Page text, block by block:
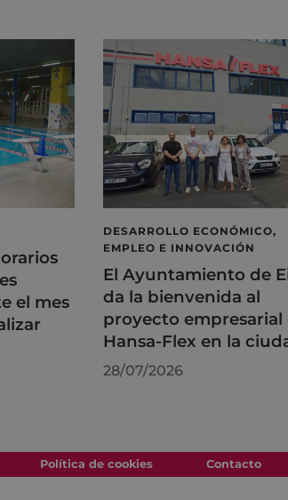
el mes
DESARROLLO ECONÓMICO,
EMPLEO E INNOVACIÓN
El Ayuntamiento de
da la bienvenida al
proyecto empresarial
Hansa-Flex en la
28/07/2026
Política de cookies Contacto